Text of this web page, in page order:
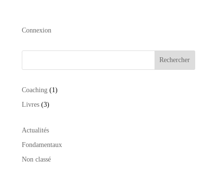
Connexion
Rechercher
Coaching 11
Livres 33
Actualités
Fondamentaux
Non classé